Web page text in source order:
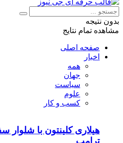
بدون نتیجه
مشاهده تمام نتایج
صفحه اصلی
اخبار
همه
جهان
سیاست
علوم
کسب و کار
هیلاری کلینتون با شلوار
ترامپ